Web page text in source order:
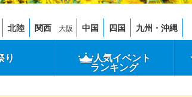
北陸 関西 大阪 中国 四国 九州・沖縄
り 人気イベント
ランキング